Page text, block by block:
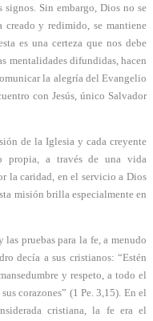
signos. Sin embargo, Dios no se
creado y redimido, se mantiene
es una certeza que nos debe
mentalidades difundidas, hacen
la alegría del Evangelio
con Jesús, único Salvador
de la Iglesia y cada creyente
propia, a través de una vida
la caridad, en el servicio a Dios
misión brilla especialmente en
pruebas para la fe, a menudo
decía a sus cristianos: “Estén
y respeto, a todo el
corazones” (1 Pe. 3,15). En el
cristiana, la fe era el